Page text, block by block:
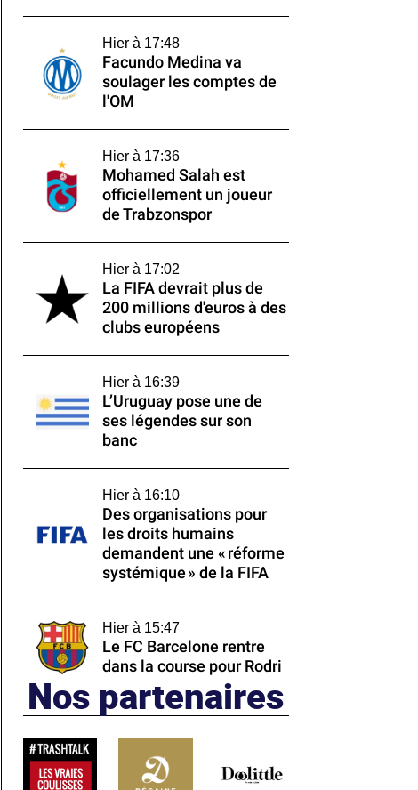
Hier à 17:48
Facundo Medina va
soulager les comptes de
l'OM
Hier à 17:36
Mohamed Salah est
officiellement un joueur
de Trabzonspor
Hier à 17:02
La FIFA devrait plus de
200 millions d'euros à des
clubs européens
Hier à 16:39
L’Uruguay pose une de
ses légendes sur son
banc
Hier à 16:10
Des organisations pour
les droits humains
demandent une « réforme
systémique » de la FIFA
Hier à 15:47
Le FC Barcelone rentre
dans la course pour Rodri
Nos partenaires